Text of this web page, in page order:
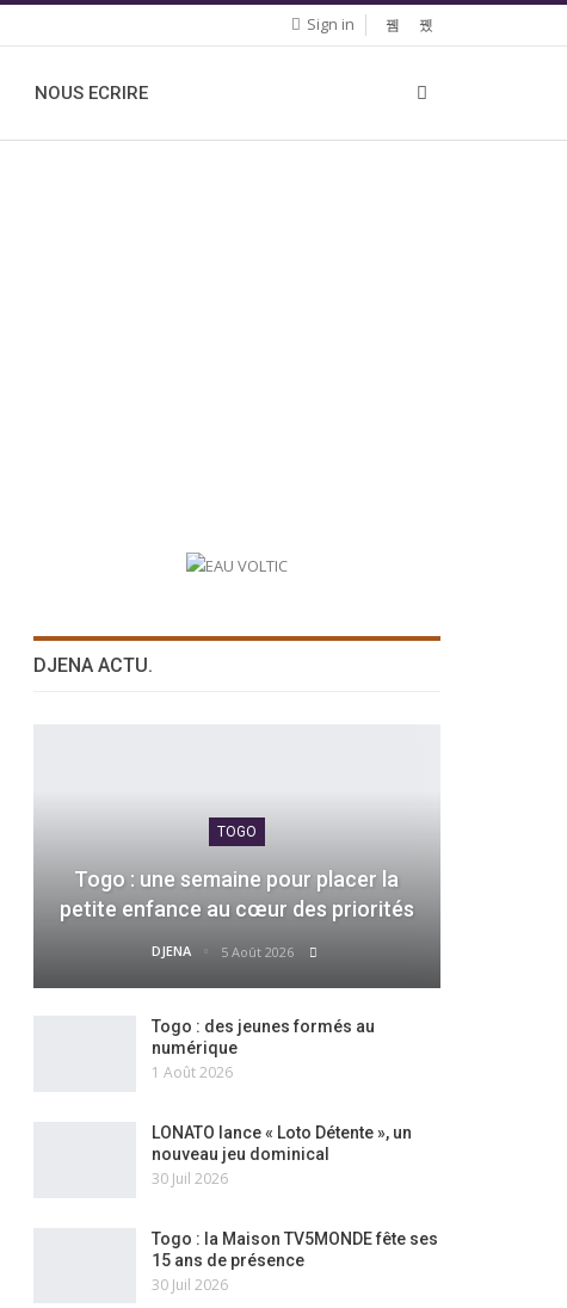
Sign in
NOUS ECRIRE
DJENA ACTU.
TOGO
Togo : une semaine pour placer la
petite enfance au cœur des priorités
DJENA 5 Août 2026
Togo : des jeunes formés au
numérique
1 Août 2026
LONATO lance « Loto Détente », un
nouveau jeu dominical
30 Juil 2026
Togo : la Maison TV5MONDE fête ses
15 ans de présence
30 Juil 2026